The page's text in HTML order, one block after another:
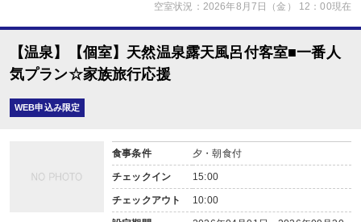
空室状況：2026年8月7日（金） 12：00現在
【温泉】【個室】天然温泉露天風呂付客室■一番人
気プラン☆家族旅行応援
WEB申込み限定
食事条件 夕・朝食付
チェックイン 15:00
チェックアウト 10:00